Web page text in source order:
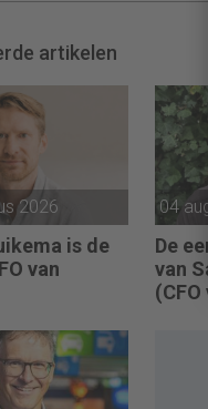
artikelen
2026
is de
van
04
De
van
(CFO
als